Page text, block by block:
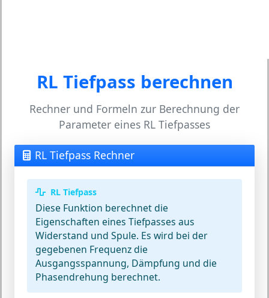
RL Tiefpass berechnen
Rechner und Formeln zur Berechnung der
Parameter eines RL Tiefpasses
RL Tiefpass Rechner
RL Tiefpass
Diese Funktion berechnet die
Eigenschaften eines Tiefpasses aus
Widerstand und Spule. Es wird bei der
gegebenen Frequenz die
Ausgangsspannung, Dämpfung und die
Phasendrehung berechnet.